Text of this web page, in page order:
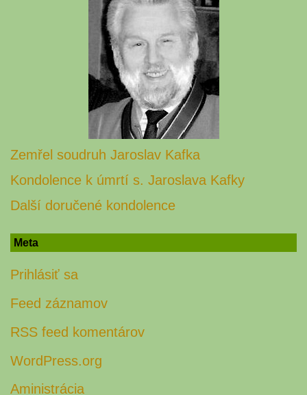
Zemřel soudruh Jaroslav Kafka
Kondolence k úmrtí s. Jaroslava Kafky
Další doručené kondolence
Meta
Prihlásiť sa
Feed záznamov
RSS feed komentárov
WordPress.org
Aministrácia